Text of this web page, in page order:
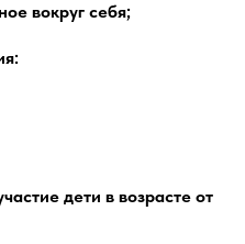
вокруг себя;
дети в возрасте от